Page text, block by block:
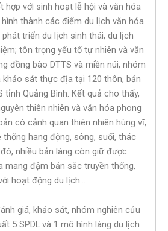
hợp với sinh hoạt lễ hội và văn hóa
thành các điểm du lịch văn hóa
triển du lịch sinh thái, du lịch
tôn trọng yếu tố tự nhiên và văn
đồng bào DTTS và miền núi, nhóm
sát thực địa tại 120 thôn, bản
tỉnh Quảng Bình. Kết quả cho thấy,
thiên nhiên và văn hóa phong
có cảnh quan thiên nhiên hùng vĩ,
thống hang động, sông, suối, thác
nhiều bản làng còn giữ được
mang đậm bản sắc truyền thống,
hoạt động du lịch…
giá, khảo sát, nhóm nghiên cứu
5 SPDL và 1 mô hình làng du lịch